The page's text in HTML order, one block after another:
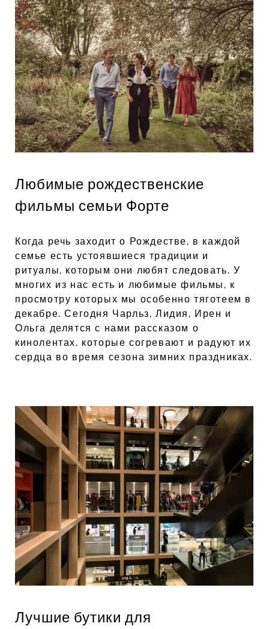
Любимые рождественские
фильмы семьи Форте
Когда речь заходит о Рождестве, в каждой
семье есть устоявшиеся традиции и
ритуалы, которым они любят следовать. У
многих из нас есть и любимые фильмы, к
просмотру которых мы особенно тяготеем в
декабре. Сегодня Чарльз, Лидия, Ирен и
Ольга делятся с нами рассказом о
кинолентах, которые согревают и радуют их
сердца во время сезона зимних праздниках.
Лучшие бутики для